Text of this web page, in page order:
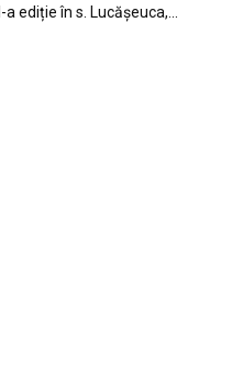
II-a ediție în s. Lucășeuca,...